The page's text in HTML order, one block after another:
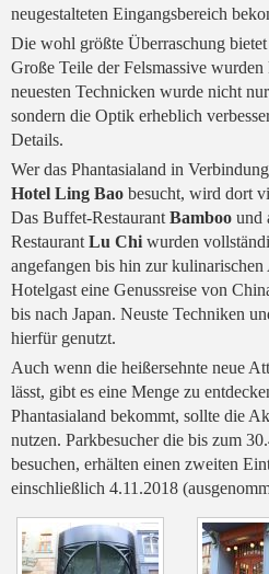
neugestalteten Eingangsbereich
Die wohl größte Überraschung
Große Teile der Felsmassive
neuesten Technicken wurde nicht
sondern die Optik erheblich
Details.
Wer das Phantasialand in
Hotel Ling Bao besucht, wird dort
Das Buffet-Restaurant Bamboo und
Restaurant Lu Chi wurden
angefangen bis hin zur
Hotelgast eine Genussreise von
bis nach Japan. Neuste Techniken
hierfür genutzt.
Auch wenn die heißersehnte neue
lässt, gibt es eine Menge zu
Phantasialand bekommt, sollte die
nutzen. Parkbesucher die bis zum
besuchen, erhälten einen zweiten
einschließlich 4.11.2018